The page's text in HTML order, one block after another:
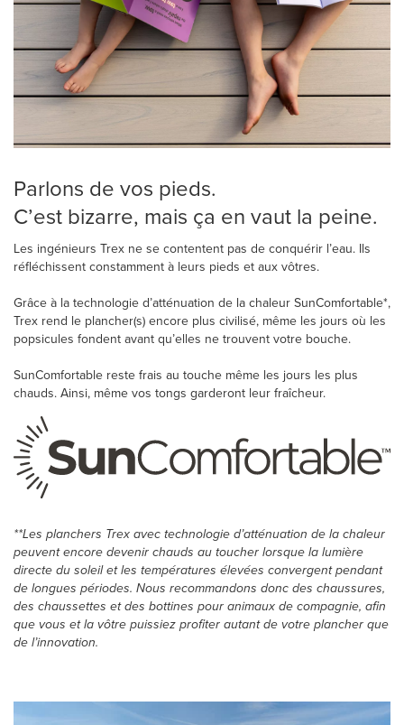
Parlons de vos pieds.
C’est bizarre, mais ça en vaut la peine.
Les ingénieurs Trex ne se contentent pas de conquérir l’eau. Ils
réfléchissent constamment à leurs pieds et aux vôtres.
Grâce à la technologie d’atténuation de la chaleur SunComfortable*,
Trex rend le plancher(s) encore plus civilisé, même les jours où les
popsicules fondent avant qu’elles ne trouvent votre bouche.
SunComfortable reste frais au touche même les jours les plus
chauds. Ainsi, même vos tongs garderont leur fraîcheur.
**Les planchers Trex avec technologie d’atténuation de la chaleur
peuvent encore devenir chauds au toucher lorsque la lumière
directe du soleil et les températures élevées convergent pendant
de longues périodes. Nous recommandons donc des chaussures,
des chaussettes et des bottines pour animaux de compagnie, afin
que vous et la vôtre puissiez profiter autant de votre plancher que
de l’innovation.